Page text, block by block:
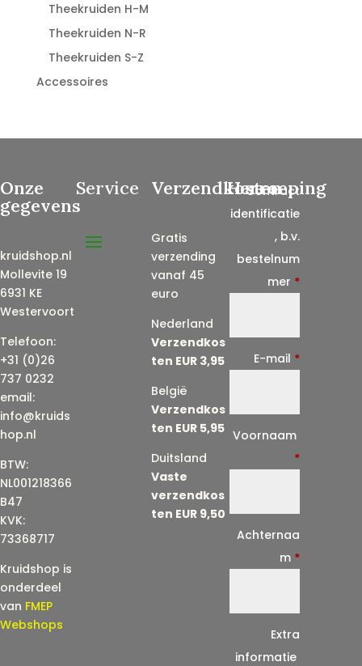
Theekruiden H-M
Theekruiden N-R
Theekruiden S-Z
Accessoires
Onze
gegevens
kruidshop.nl
Mollevite 19
6931 KE
Westervoort
Telefoon:
+31 (0)26
737 0232
email:
info@kruids
hop.nl
BTW:
NL001218366
B47
KVK:
73368717
Kruidshop is
onderdeel
van FMEP
Webshops
Service Verzendkosten
Gratis
verzending
vanaf 45
euro
Nederland
Verzendkos
ten EUR 3,95
België
Verzendkos
ten EUR 5,95
Duitsland
Vaste
verzendkos
ten EUR 9,50
Herroeping
Contract
identificatie
, b.v.
bestelnum
mer *
E-mail *
Voornaam
*
Achternaa
m *
Extra
informatie